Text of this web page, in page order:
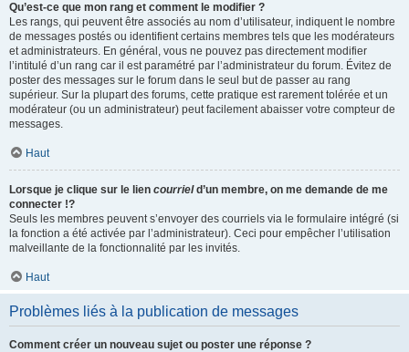
Qu’est-ce que mon rang et comment le modifier ?
Les rangs, qui peuvent être associés au nom d’utilisateur, indiquent le nombre
de messages postés ou identifient certains membres tels que les modérateurs
et administrateurs. En général, vous ne pouvez pas directement modifier
l’intitulé d’un rang car il est paramétré par l’administrateur du forum. Évitez de
poster des messages sur le forum dans le seul but de passer au rang
supérieur. Sur la plupart des forums, cette pratique est rarement tolérée et un
modérateur (ou un administrateur) peut facilement abaisser votre compteur de
messages.
Haut
Lorsque je clique sur le lien courrield’un membre, on me demande de me
connecter !?
Seuls les membres peuvent s’envoyer des courriels via le formulaire intégré (si
la fonction a été activée par l’administrateur). Ceci pour empêcher l’utilisation
malveillante de la fonctionnalité par les invités.
Haut
Problèmes liés à la publication de messages
Comment créer un nouveau sujet ou poster une réponse ?